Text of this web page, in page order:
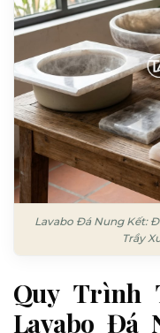
Lavabo Đá Nung Kết:
Trầy
Quy Trình
Lavabo Đá